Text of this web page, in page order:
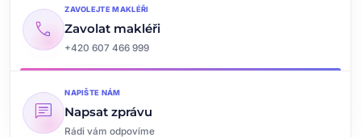
call
ZAVOLEJTE MAKLÉŘI
Zavolat makléři
+420 607 466 999
chat
NAPIŠTE NÁM
Napsat zprávu
Rádi vám odpovíme